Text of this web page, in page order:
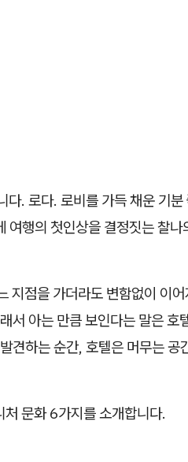
다. 로다. 로비를 가득 채운 기분
여행의 첫인상을 결정짓는 찰나
지점을 가더라도 변함없이 이
서 아는 만큼 보인다는 말은 호
견하는 순간, 호텔은 머무는 공
문화 6가지를 소개합니다.